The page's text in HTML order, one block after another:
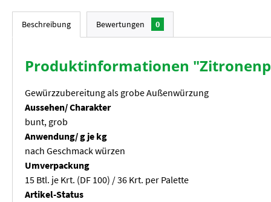
Beschreibung Bewertungen 0
Produktinformationen
Gewürzzubereitung als grobe Außenwürzung
Aussehen/ Charakter
bunt, grob
Anwendung/ g je kg
nach Geschmack würzen
Umverpackung
15 Btl. je Krt. (DF 100) / 36 Krt. per Palette
Artikel-Status